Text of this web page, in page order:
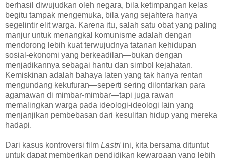
berhasil diwujudkan oleh negara, bila ketimpangan kelas
begitu tampak mengemuka, bila yang sejahtera hanya
segelintir elit warga. Karena itu, salah satu obat yang paling
manjur untuk menangkal komunisme adalah dengan
mendorong lebih kuat terwujudnya tatanan kehidupan
sosial-ekonomi yang berkeadilan—bukan dengan
menjadikannya sebagai hantu dan simbol kejahatan.
Kemiskinan adalah bahaya laten yang tak hanya rentan
mengundang kekufuran—seperti sering dilontarkan para
agamawan di mimbar-mimbar—tapi juga rawan
memalingkan warga pada ideologi-ideologi lain yang
menjanjikan pembebasan dari kesulitan hidup yang mereka
hadapi.
Dari kasus kontroversi film Lastri ini, kita bersama dituntut
untuk dapat memberikan pendidikan kewargaan yang lebih